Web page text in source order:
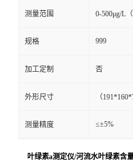
测量范围 0-500μg/L
规格 999
加工定制 否
外形尺寸 （
测量精度 ≤±5%
叶绿素a测定仪/河流水叶绿素含